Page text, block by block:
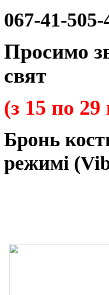
067-41-
Просимо
свят
(з 15 по
Бронь
режимі